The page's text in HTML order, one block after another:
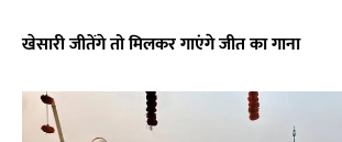
खेसारी जीतेंगे तो मिलकर गाएंगे जीत का गाना